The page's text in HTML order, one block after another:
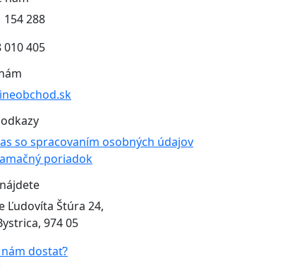
154 288
010 405
so spracovaním osobných údajov
poriadok
Ľudovíta Štúra 24,
974 05
dostať?